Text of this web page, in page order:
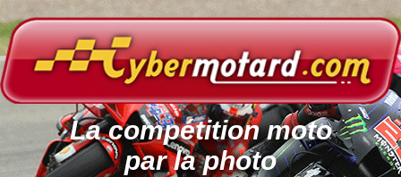
La compétition moto
par la photo